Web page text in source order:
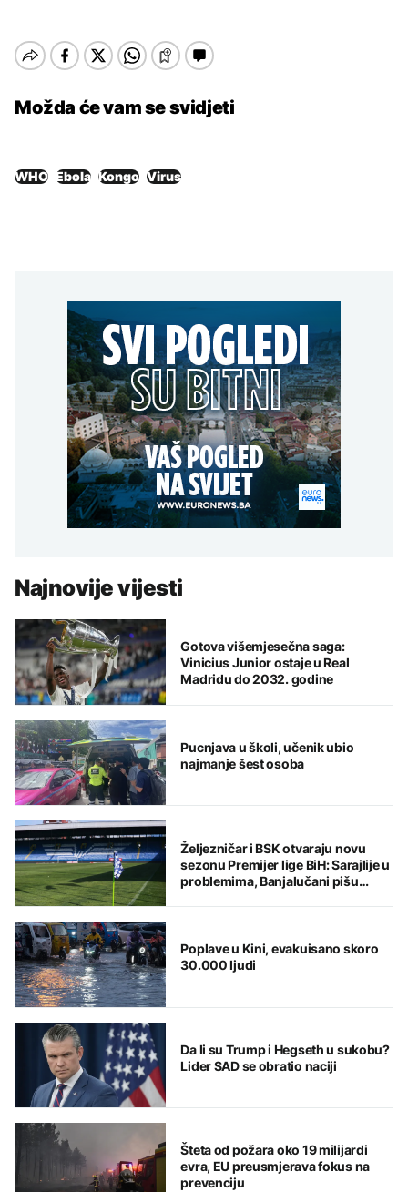
Možda će vam se svidjeti
WHO Ebola Kongo Virus
Najnovije vijesti
Gotova višemjesečna saga:
Vinicius Junior ostaje u Real
Madridu do 2032. godine
Pucnjava u školi, učenik ubio
najmanje šest osoba
Željezničar i BSK otvaraju novu
sezonu Premijer lige BiH: Sarajlije u
problemima, Banjalučani pišu
Poplave u Kini, evakuisano skoro
30.000 ljudi
Da li su Trump i Hegseth u sukobu?
Lider SAD se obratio naciji
Šteta od požara oko 19 milijardi
evra, EU preusmjerava fokus na
prevenciju